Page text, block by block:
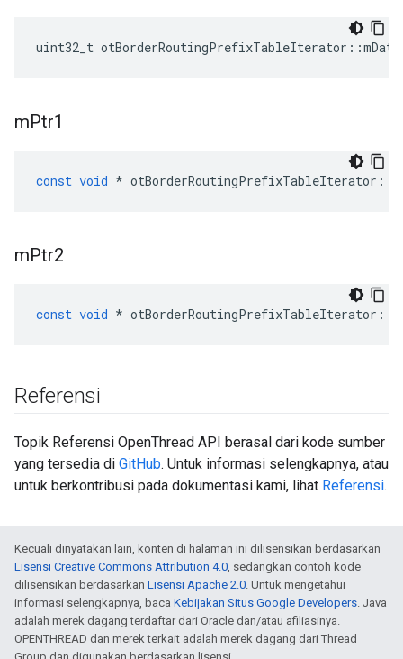
uint32_t otBorderRoutingPrefixTableIterator ::
mPtr1
const void * otBorderRoutingPrefixTableIterator ::
mPtr2
const void * otBorderRoutingPrefixTableIterator ::
Referensi
Topik Referensi OpenThread API berasal dari kode sumber
yang tersedia di GitHub. Untuk informasi selengkapnya, atau
untuk berkontribusi pada dokumentasi kami, lihat Referensi.
Kecuali dinyatakan lain, konten di halaman ini dilisensikan berdasarkan
Lisensi Creative Commons Attribution 4.0, sedangkan contoh kode
dilisensikan berdasarkan Lisensi Apache 2.0. Untuk mengetahui
informasi selengkapnya, baca Kebijakan Situs Google Developers. Java
adalah merek dagang terdaftar dari Oracle dan/atau afiliasinya.
OPENTHREAD dan merek terkait adalah merek dagang dari Thread